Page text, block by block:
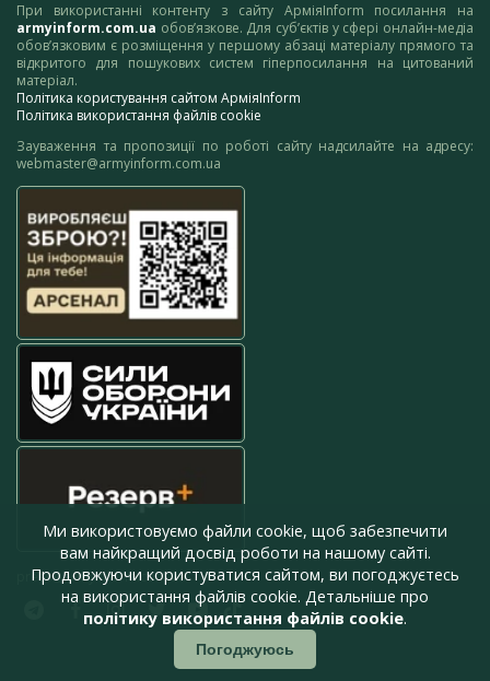
При використанні контенту з сайту АрміяInform посилання на
armyinform.com.ua обов’язкове. Для суб’єктів у сфері онлайн-медіа
обов’язковим є розміщення у першому абзаці матеріалу прямого та
відкритого для пошукових систем гіперпосилання на цитований
матеріал.
Політика користування сайтом АрміяInform
Політика використання файлів cookie
Зауваження та пропозиції по роботі сайту надсилайте на адресу:
webmaster@armyinform.com.ua
press@armyinform.com.ua
Ми використовуємо файли cookie, щоб забезпечити
вам найкращий досвід роботи на нашому сайті.
Продовжуючи користуватися сайтом, ви погоджуєтесь
на використання файлів cookie. Детальніше про
політику використання файлів cookie.
Погоджуюсь